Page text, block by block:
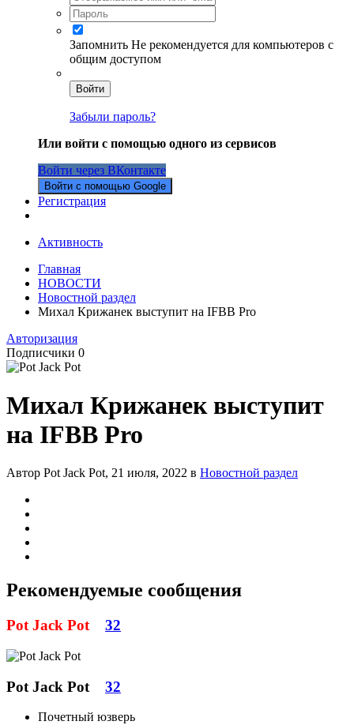
Запомнить Не рекомендуется для компьютеров с
общим доступом
Войти
Забыли пароль?
Или войти с помощью одного из сервисов
Войти через ВКонтакте
Войти с помощью Google
Регистрация
Активность
Главная
НОВОСТИ
Новостной раздел
Михал Крижанек выступит на IFBB Pro
Авторизация
Подписчики 0
Михал Крижанек выступит
на IFBB Pro
Автор Pot Jack Pot, 21 июля, 2022 в Новостной раздел
Рекомендуемые сообщения
Pot Jack Pot 32
Pot Jack Pot 32
Почетный юзверь